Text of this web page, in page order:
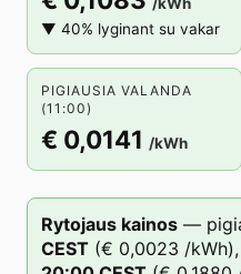
▼ 40% lyginant su vakar
PIGIAUSIA VALANDA
(11:00)
€ 0,0141 /kWh
Rytojaus kainos —
CEST (€ 0,0023 /kWh),